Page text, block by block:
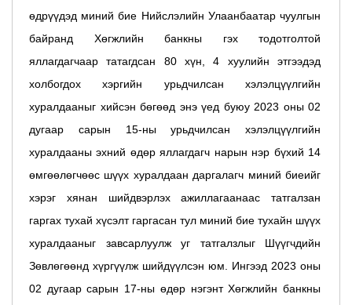
өдрүүдэд миний бие Нийслэлийн Улаанбаатар чуулгын
байранд Хөгжлийн банкны гэх тодотголтой
яллагдагчаар татагдсан 80 хүн, 4 хуулийн этгээдэд
холбогдох хэргийн урьдчилсан хэлэлцүүлгийн
хуралдааныг хийсэн бөгөөд энэ үед буюу 2023 оны 02
дугаар сарын 15-ны урьдчилсан хэлэлцүүлгийн
хуралдааны эхний өдөр яллагдагч нарын нэр бүхий 14
өмгөөлөгчөөс шүүх хуралдаан даргалагч миний биеийг
хэрэг хянан шийдвэрлэх ажиллагаанаас татгалзан
гаргах тухай хүсэлт гаргасан тул миний бие тухайн шүүх
хуралдааныг завсарлуулж уг татгалзлыг Шүүгчдийн
Зөвлөгөөнд хүргүүлж шийдүүлсэн юм. Ингээд 2023 оны
02 дугаар сарын 17-ны өдөр нэгэнт Хөгжлийн банкны